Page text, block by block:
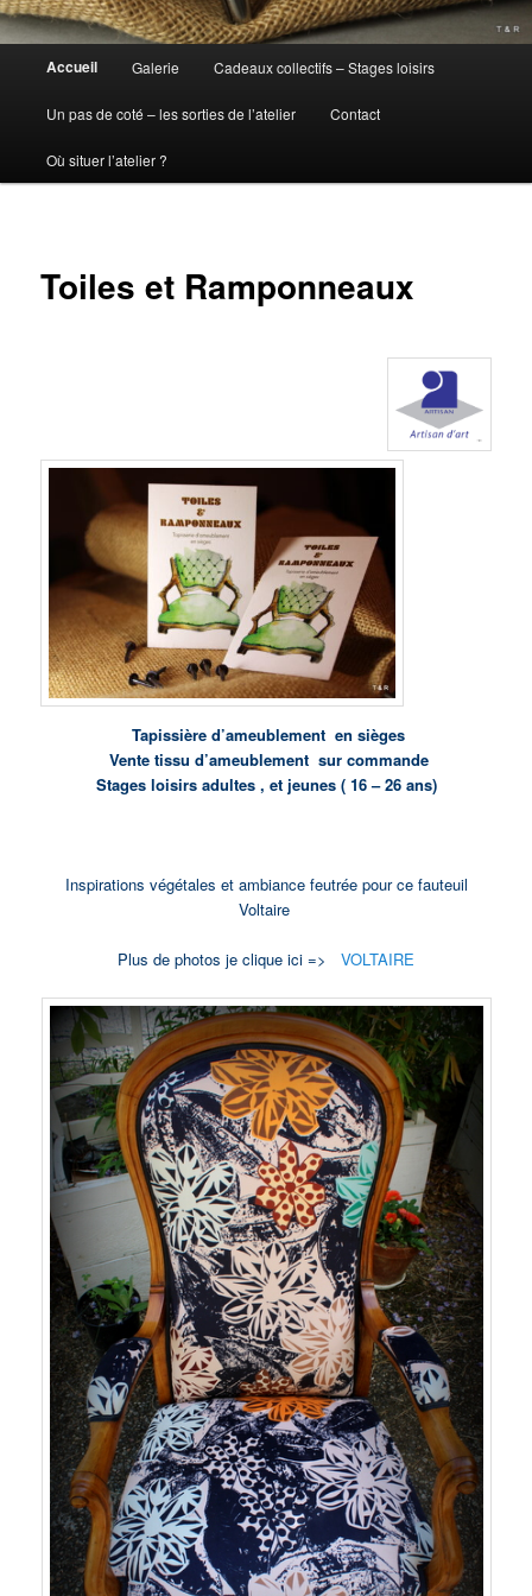
Accueil Galerie Cadeaux collectifs – Stages loisirs
Un pas de coté – les sorties de l’atelier Contact
Où situer l’atelier ?
Toiles et Ramponneaux
Tapissière d’ameublement en sièges
Vente tissu d’ameublement sur commande
Stages loisirs adultes , et jeunes ( 16 – 26 ans)
Inspirations végétales et ambiance feutrée pour ce fauteuil
Voltaire
Plus de photos je clique ici => VOLTAIRE